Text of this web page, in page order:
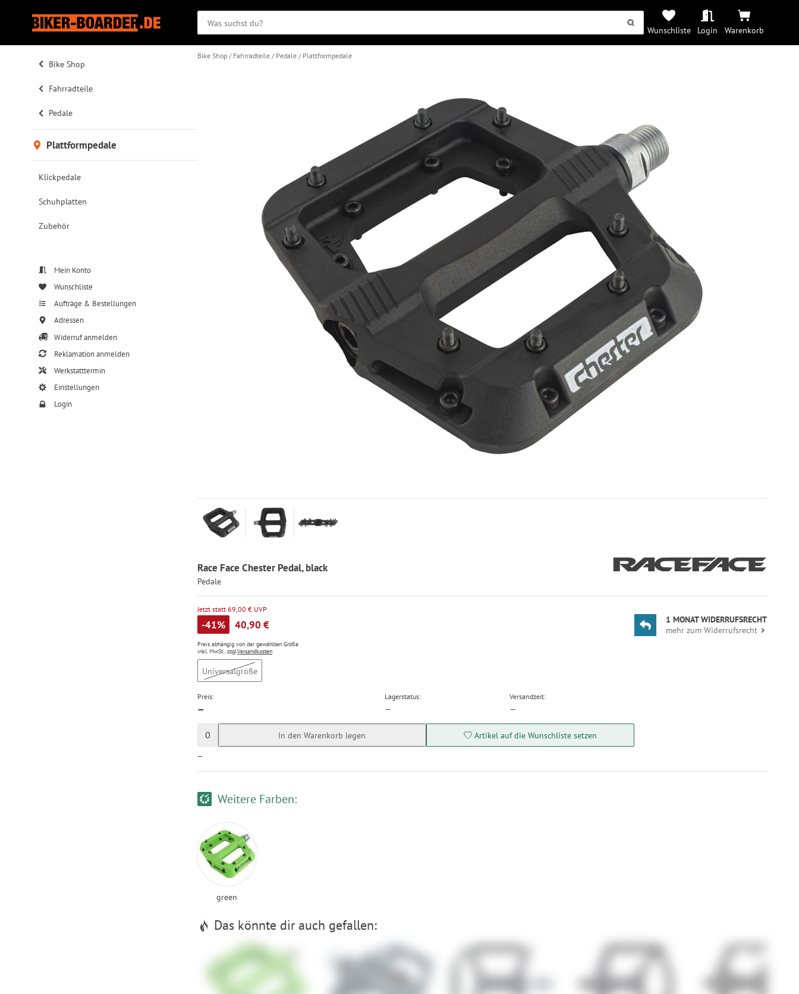
Wunschliste Login Warenkorb
Bike Shop
Fahrradteile
Pedale
Plattformpedale
Klickpedale
Schuhplatten
Zubehör
Mein Konto
Wunschliste
Aufträge & Bestellungen
Adressen
Widerruf anmelden
Reklamation anmelden
Werkstatttermin
Einstellungen
Login
Bike Shop Fahrradteile Pedale Plattformpedale
Race Face Chester Pedal, black
Pedale
Jetzt statt 69,00 € UVP
-41% 40,90 €
Preis abhängig von der gewählten Größe
inkl. MwSt., zzgl.Versandkosten
Universalgröße
Preis:
—
Lagerstatus:
—
Versandzeit:
—
0 In den Warenkorb legen Artikel auf die Wunschliste setzen
—
1 MONAT WIDERRUFSRECHT
mehr zum Widerrufsrecht
Weitere Farben:
green
Das könnte dir auch gefallen: